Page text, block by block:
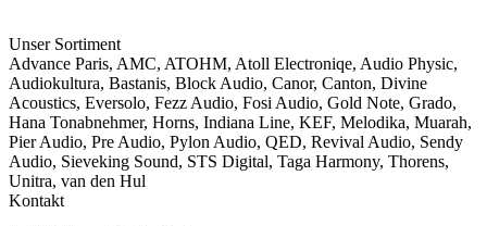
Unser Sortiment
Advance Paris, AMC, ATOHM, Atoll Electroniqe, Audio Physic,
Audiokultura, Bastanis, Block Audio, Canor, Canton, Divine
Acoustics, Eversolo, Fezz Audio, Fosi Audio, Gold Note, Grado,
Hana Tonabnehmer, Horns, Indiana Line, KEF, Melodika, Muarah,
Pier Audio, Pre Audio, Pylon Audio, QED, Revival Audio, Sendy
Audio, Sieveking Sound, STS Digital, Taga Harmony, Thorens,
Unitra, van den Hul
Kontakt